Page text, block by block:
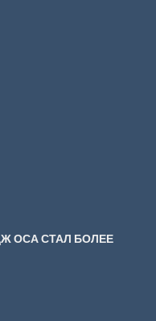
ОСА СТАЛ БОЛЕЕ